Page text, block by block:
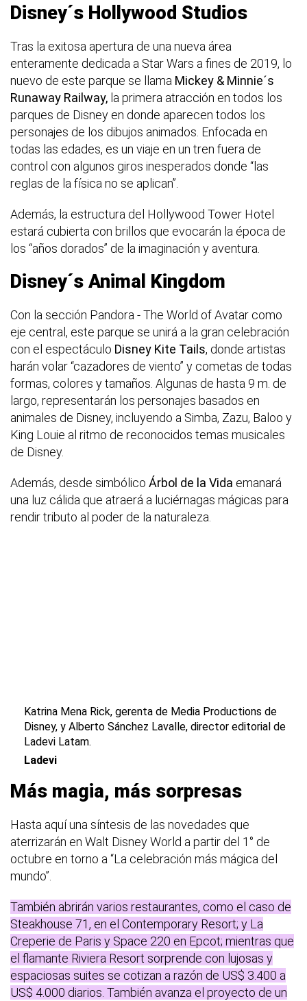
Disney´s Hollywood Studios
Tras la exitosa apertura de una nueva área
enteramente dedicada a Star Wars a fines de 2019, lo
nuevo de este parque se llama Mickey & Minnie´s
Runaway Railway, la primera atracción en todos los
parques de Disney en donde aparecen todos los
personajes de los dibujos animados. Enfocada en
todas las edades, es un viaje en un tren fuera de
control con algunos giros inesperados donde “las
reglas de la física no se aplican”.
Además, la estructura del Hollywood Tower Hotel
estará cubierta con brillos que evocarán la época de
los “años dorados” de la imaginación y aventura.
Disney´s Animal Kingdom
Con la sección Pandora - The World of Avatar como
eje central, este parque se unirá a la gran celebración
con el espectáculo Disney Kite Tails, donde artistas
harán volar “cazadores de viento” y cometas de todas
formas, colores y tamaños. Algunas de hasta 9 m. de
largo, representarán los personajes basados en
animales de Disney, incluyendo a Simba, Zazu, Baloo y
King Louie al ritmo de reconocidos temas musicales
de Disney.
Además, desde simbólico Árbol de la Vida emanará
una luz cálida que atraerá a luciérnagas mágicas para
rendir tributo al poder de la naturaleza.
Katrina Mena Rick, gerenta de Media Productions de
Disney, y Alberto Sánchez Lavalle, director editorial de
Ladevi Latam.
Ladevi
Más magia, más sorpresas
Hasta aquí una síntesis de las novedades que
aterrizarán en Walt Disney World a partir del 1° de
octubre en torno a “La celebración más mágica del
mundo”.
También abrirán varios restaurantes, como el caso de
Steakhouse 71, en el Contemporary Resort; y La
Creperie de Paris y Space 220 en Epcot; mientras que
el flamante Riviera Resort sorprende con lujosas y
espaciosas suites se cotizan a razón de US$ 3.400 a
US$ 4.000 diarios. También avanza el proyecto de un